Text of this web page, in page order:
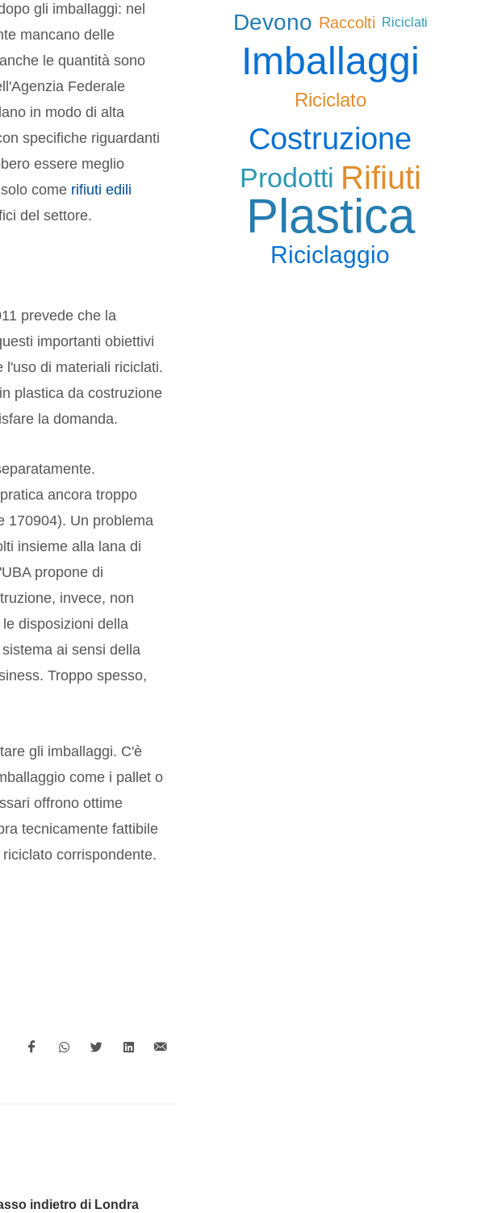
gli imballaggi: nel
mancano delle
le quantità sono
Federale
in modo di alta
specifiche riguardanti
essere meglio
come rifiuti edili
del settore.
prevede che la
importanti obiettivi
l'uso di materiali riciclati.
plastica da costruzione
la domanda.
ancora troppo
170904). Un problema
insieme alla lana di
propone di
invece, non
disposizioni della
ai sensi della
Troppo spesso,
gli imballaggi. C'è
come i pallet o
offrono ottime
tecnicamente fattibile
corrispondente.
indietro di Londra
Devono Raccolti Riciclati
Imballaggi
Riciclato
Costruzione
Prodotti Rifiuti
Plastica
Riciclaggio